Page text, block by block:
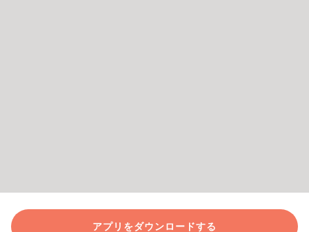
アプリをダウンロードする